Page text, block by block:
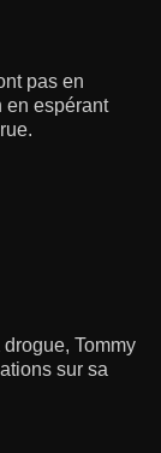
pas en
en espérant
Tommy
sur sa